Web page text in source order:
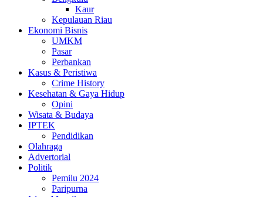
Kaur
Kepulauan Riau
Ekonomi Bisnis
UMKM
Pasar
Perbankan
Kasus & Peristiwa
Crime History
Kesehatan & Gaya Hidup
Opini
Wisata & Budaya
IPTEK
Pendidikan
Olahraga
Advertorial
Politik
Pemilu 2024
Paripurna